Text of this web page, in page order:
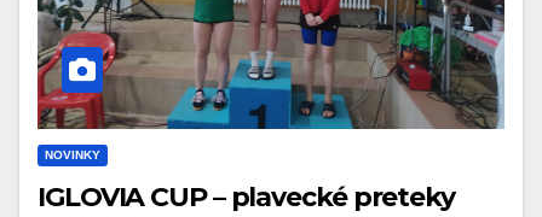
NOVINKY
IGLOVIA CUP – plavecké preteky